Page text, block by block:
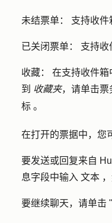
未结票单： 支持收件
已关闭票单： 支持收
收藏：
在支持收件箱
到 收藏夹，请单击票
标 。
在打开的票据中，您
要发送或回复来自
息字段中输入 文本
要继续聊天，请单击 "